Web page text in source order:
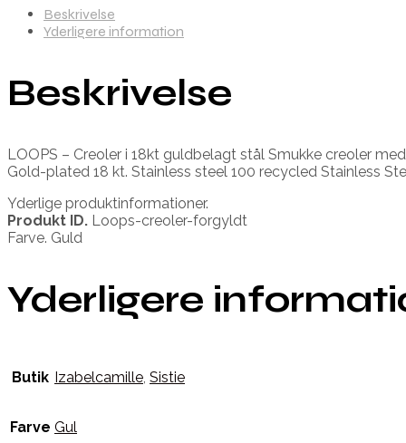
Beskrivelse
Yderligere information
Beskrivelse
LOOPS – Creoler i 18kt guldbelagt stål Smukke creoler
Gold-plated 18 kt. Stainless steel 100 recycled Stainless
Yderlige produktinformationer.
Produkt ID. Loops-creoler-forgyldt
Farve. Guld
Yderligere
Butik Izabelcamille, Sistie
Farve Gul